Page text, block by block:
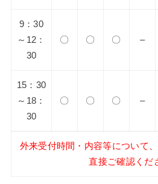
9：30
～12：
30
〇 〇 〇 –
15：30
～18：
30
〇 〇 〇 –
外来受付時間・内容等について
直接ご確認くだ